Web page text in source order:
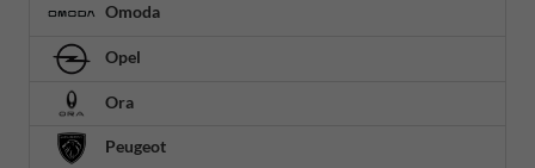
Omoda
Opel
Ora
Peugeot